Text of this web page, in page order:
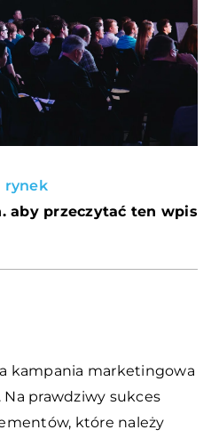
rynek
aby przeczytać ten wpis
kampania marketingowa
Na prawdziwy sukces
które należy